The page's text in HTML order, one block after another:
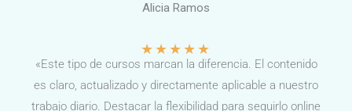
Alicia Ramos
★★★★★
«Este tipo de cursos marcan la diferencia. El contenido
es claro, actualizado y directamente aplicable a nuestro
trabajo diario. Destacar la flexibilidad para seguirlo online